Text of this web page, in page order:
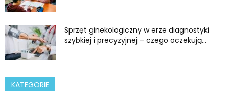
Sprzęt ginekologiczny w erze diagnostyki
szybkiej i precyzyjnej – czego oczekują...
KATEGORIE